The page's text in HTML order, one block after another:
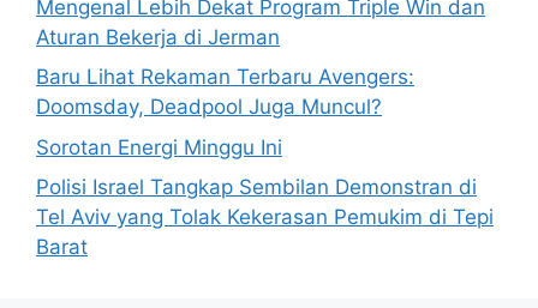
Mengenal Lebih Dekat Program Triple Win dan
Aturan Bekerja di Jerman
Baru Lihat Rekaman Terbaru Avengers:
Doomsday, Deadpool Juga Muncul?
Sorotan Energi Minggu Ini
Polisi Israel Tangkap Sembilan Demonstran di
Tel Aviv yang Tolak Kekerasan Pemukim di Tepi
Barat